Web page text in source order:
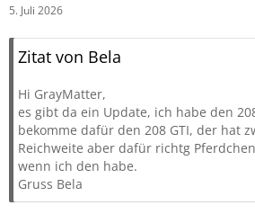
5. Juli 2026
Zitat von Bela
Hi GrayMatter,
es gibt da ein Update, ich habe den
bekomme dafür den 208 GTI, der hat
Reichweite aber dafür richtg
wenn ich den habe.
Gruss Bela